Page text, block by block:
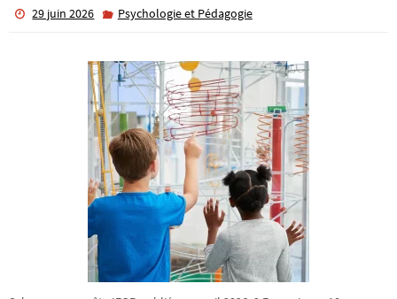
29 juin 2026 Psychologie et Pédagogie